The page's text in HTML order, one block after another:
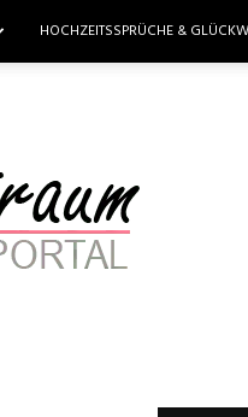
HOCHZEITSSPRÜCHE &